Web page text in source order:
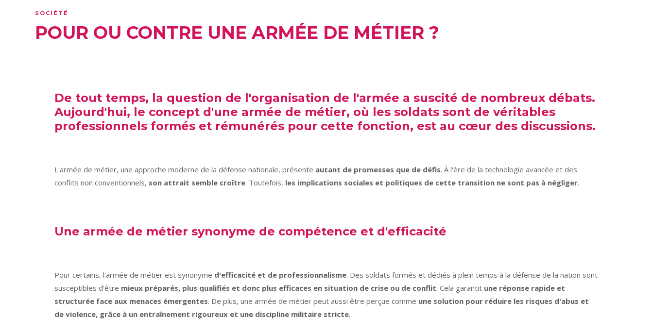
SOCIÉTÉ
POUR OU CONTRE UNE ARMÉE DE MÉTIER ?
De tout temps, la question de l'organisation de l'armée a suscité de nombreux débats.
Aujourd'hui, le concept d'une armée de métier, où les soldats sont de véritables
professionnels formés et rémunérés pour cette fonction, est au cœur des discussions.
L'armée de métier, une approche moderne de la défense nationale, présente autant de promesses que de défis. À l'ère de la technologie avancée et des
conflits non conventionnels, son attrait semble croître. Toutefois, les implications sociales et politiques de cette transition ne sont pas à négliger.
Une armée de métier synonyme de compétence et d'efficacité
Pour certains, l'armée de métier est synonyme d'efficacité et de professionnalisme. Des soldats formés et dédiés à plein temps à la défense de la nation sont
susceptibles d'être mieux préparés, plus qualifiés et donc plus efficaces en situation de crise ou de conflit. Cela garantit une réponse rapide et
structurée face aux menaces émergentes. De plus, une armée de métier peut aussi être perçue comme une solution pour réduire les risques d'abus et
de violence, grâce à un entraînement rigoureux et une discipline militaire stricte.